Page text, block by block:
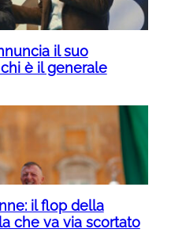
il suo
è il generale
il flop della
che va via scortato